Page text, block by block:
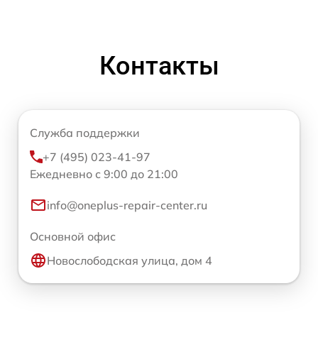
Контакты
Служба поддержки
+7 (495) 023-41-97
Ежедневно с 9:00 до 21:00
info@oneplus-repair-center.ru
Основной офис
Новослободская улица, дом 4